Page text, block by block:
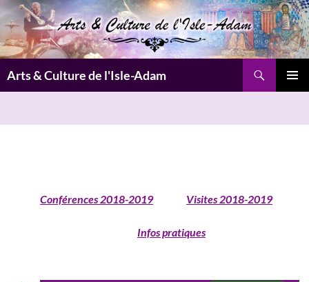
Aller
au
contenu
Arts & Culture de l'Isle-Adam
Conférences 2018-2019 Visites 2018-2019
Infos pratiques